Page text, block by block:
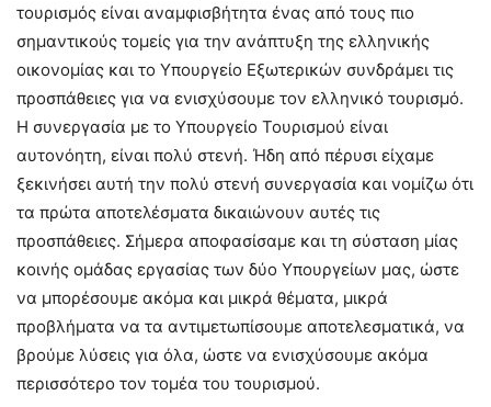
τουρισμός είναι αναμφισβήτητα ένας από τους πιο
σημαντικούς τομείς για την ανάπτυξη της ελληνικής
οικονομίας και το Υπουργείο Εξωτερικών συνδράμει τις
προσπάθειες για να ενισχύσουμε τον ελληνικό τουρισμό.
Η συνεργασία με το Υπουργείο Τουρισμού είναι
αυτονόητη, είναι πολύ στενή. Ήδη από πέρυσι είχαμε
ξεκινήσει αυτή την πολύ στενή συνεργασία και νομίζω ότι
τα πρώτα αποτελέσματα δικαιώνουν αυτές τις
προσπάθειες. Σήμερα αποφασίσαμε και τη σύσταση μίας
κοινής ομάδας εργασίας των δύο Υπουργείων μας, ώστε
να μπορέσουμε ακόμα και μικρά θέματα, μικρά
προβλήματα να τα αντιμετωπίσουμε αποτελεσματικά, να
βρούμε λύσεις για όλα, ώστε να ενισχύσουμε ακόμα
περισσότερο τον τομέα του τουρισμού.